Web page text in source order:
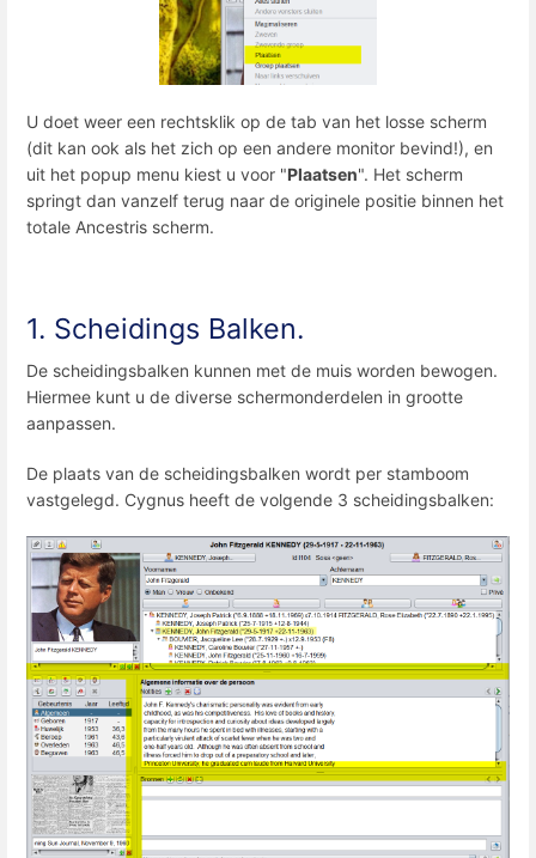
U doet weer een rechtsklik op de tab van het losse scherm
(dit kan ook als het zich op een andere monitor bevind!), en
uit het popup menu kiest u voor "Plaatsen". Het scherm
springt dan vanzelf terug naar de originele positie binnen het
totale Ancestris scherm.
1. Scheidings Balken.
De scheidingsbalken kunnen met de muis worden bewogen.
Hiermee kunt u de diverse schermonderdelen in grootte
aanpassen.
De plaats van de scheidingsbalken wordt per stamboom
vastgelegd. Cygnus heeft de volgende 3 scheidingsbalken: